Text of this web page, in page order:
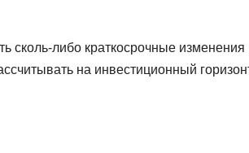
сколь-либо краткосрочные изменения
на инвестиционный